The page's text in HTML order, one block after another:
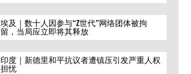
埃及｜数十人因参与“Z世代”网络团体被拘
留，当局应立即将其释放
印度｜新德里和平抗议者遭镇压引发严重人权
担忧